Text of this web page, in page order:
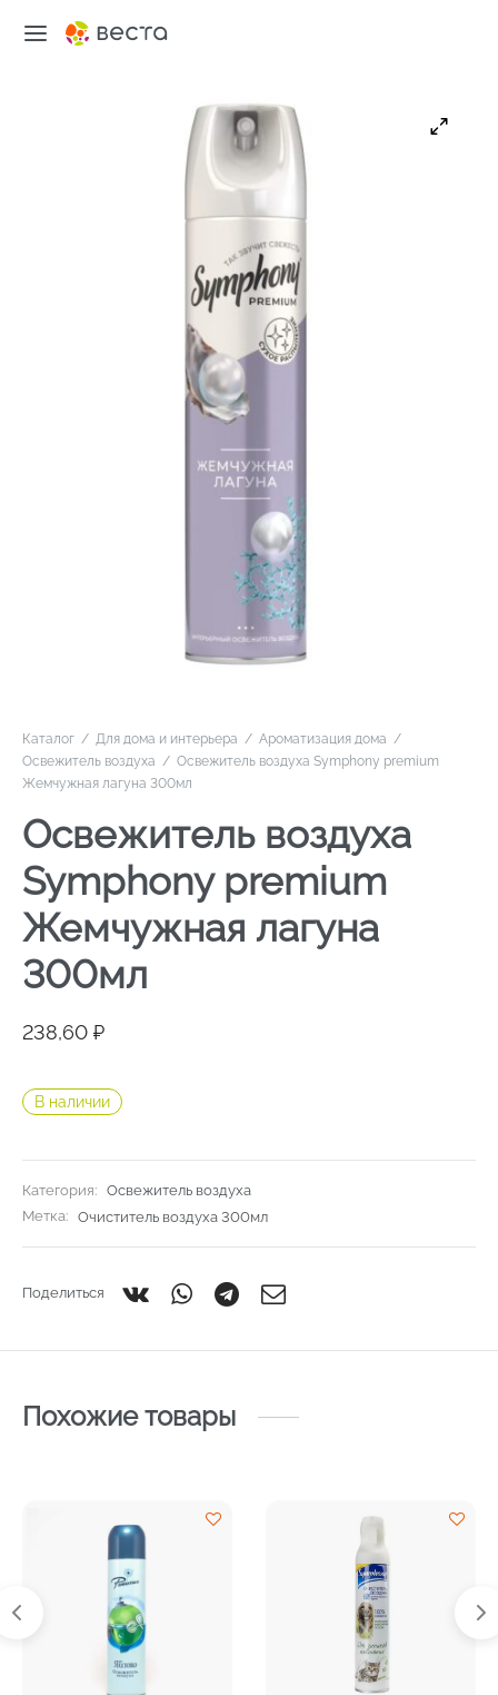
Каталог / Для дома и интерьера / Ароматизация дома /
Освежитель воздуха / Освежитель воздуха Symphony premium
Жемчужная лагуна 300мл
Освежитель воздуха
Symphony premium
Жемчужная лагуна
300мл
238,60 ₽
В наличии
Категория: Освежитель воздуха
Метка: Очиститель воздуха 300мл
Поделиться
Похожие товары